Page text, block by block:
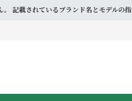
載されているブランド名とモデルの